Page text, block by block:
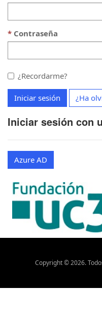
Contraseña
¿Recordarme?
Iniciar sesión ¿Ha
Iniciar sesión con
Azure AD
Copyright ©2026.